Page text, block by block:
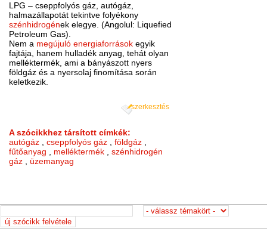
LPG – cseppfolyós gáz, autógáz,
halmazállapotát tekintve folyékony
szénhidrogének elegye. (Angolul: Liquefied
Petroleum Gas).
Nem a megújuló energiaforrások egyik
fajtája, hanem hulladék anyag, tehát olyan
melléktermék, ami a bányászott nyers
földgáz és a nyersolaj finomítása során
keletkezik.
szerkesztés
A szócikkhez társított címkék:
autógáz ,cseppfolyós gáz ,földgáz ,
fűtőanyag , melléktermék ,szénhidrogén
gáz , üzemanyag